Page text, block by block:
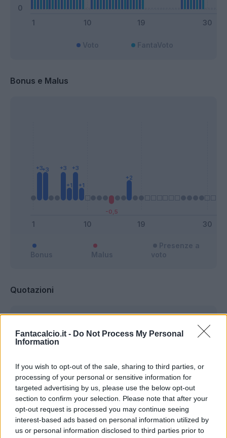
Fantacalcio.it - Do Not Process My Personal
Information
If you wish to opt-out of the sale, sharing to third parties, or
processing of your personal or sensitive information for
targeted advertising by us, please use the below opt-out
section to confirm your selection. Please note that after your
opt-out request is processed you may continue seeing
interest-based ads based on personal information utilized by
us or personal information disclosed to third parties prior to
Bonus e Malus
Bonus Malus
Presenze a
voto
Quotazioni